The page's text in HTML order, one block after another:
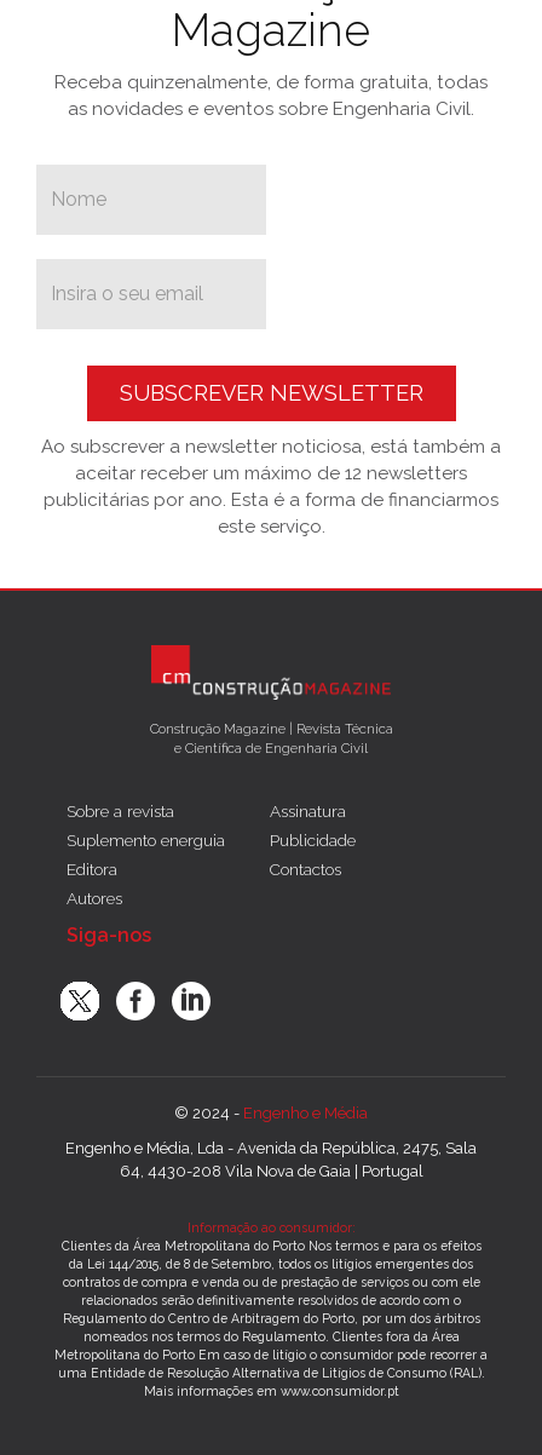
Magazine
Receba quinzenalmente, de forma gratuita, todas
as novidades e eventos sobre Engenharia Civil.
SUBSCREVER NEWSLETTER
Ao subscrever a newsletter noticiosa, está também a
aceitar receber um máximo de 12 newsletters
publicitárias por ano. Esta é a forma de financiarmos
este serviço.
Construção Magazine | Revista Técnica
e Científica de Engenharia Civil
Sobre a revista
Suplemento energuia
Editora
Autores
Assinatura
Publicidade
Contactos
Siga-nos
© 2024 - Engenho e Média
Engenho e Média, Lda - Avenida da República, 2475, Sala
64, 4430-208 Vila Nova de Gaia | Portugal
Informação ao consumidor:
Clientes da Área Metropolitana do Porto Nos termos e para os efeitos
da Lei 144/2015, de 8 de Setembro, todos os litígios emergentes dos
contratos de compra e venda ou de prestação de serviços ou com ele
relacionados serão definitivamente resolvidos de acordo com o
Regulamento do Centro de Arbitragem do Porto, por um dos árbitros
nomeados nos termos do Regulamento. Clientes fora da Área
Metropolitana do Porto Em caso de litígio o consumidor pode recorrer a
uma Entidade de Resolução Alternativa de Litígios de Consumo (RAL).
Mais informações em www.consumidor.pt